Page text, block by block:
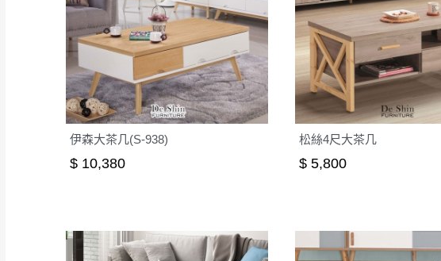
伊森大茶几(S-938)
$ 10,380
松絲4尺大茶几
$ 5,800